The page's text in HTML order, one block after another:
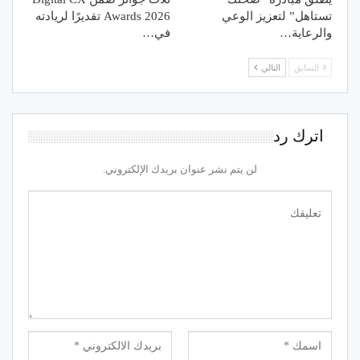
تستاهل” لتعزيز الوعي
والرعاية…
Awards 2026 تقديرًا لريادته
في…
السابق التالي
اترك رد
لن يتم نشر عنوان بريدك الإلكتروني.